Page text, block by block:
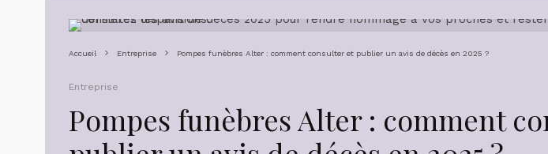
Accueil Entreprise Pompes funèbres Alter : comment consulter et publier un avis de décès en 2025 ?
Entreprise
Pompes funèbres Alter : comment